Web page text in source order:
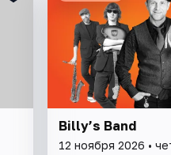
Billy’s Band
12 ноября 2026 •